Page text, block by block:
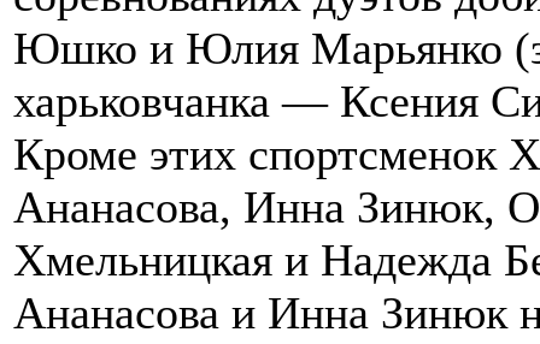
Юшко и Юлия Марьянко
харьковчанка — Ксения
Кроме этих спортсменок
Ананасова, Инна Зинюк,
Хмельницкая и Надежда
Ананасова и Инна Зинюк